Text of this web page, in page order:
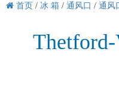
首页 / 冰 箱 / 通风口 / 通风